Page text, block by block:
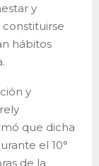
y
hábitos
y
que dicha
el 10°
de la